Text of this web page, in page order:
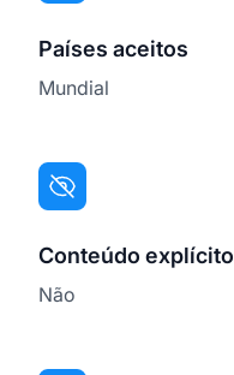
Países aceitos
Mundial
Conteúdo explícito
Não